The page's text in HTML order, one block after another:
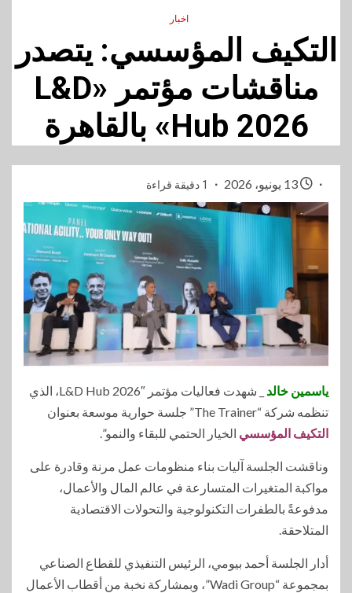
اخبار
التكيف المؤسسي: يتصدر
مناقشات مؤتمر «L&D
Hub 2026» بالقاهرة
1 دقيقة قراءة
ياسمين خالد
_ شهدت فعاليات مؤتمر L&D Hub 2026″، الذي
تنظمه شركة “The Trainer” جلسة حوارية موسعة بعنوان
التكيف المؤسسي الخيار الحتمي للبقاء والنمو”.
وناقشت الجلسة آليات بناء منظومات عمل مرنة وقادرة على
مواكبة المتغيرات المتسارعة في عالم المال والأعمال،
مدفوعةً بالطفرات التكنولوجية والتحولات الاقتصادية
المتلاحقة.
أدار الجلسة أحمد بيومي، الرئيس التنفيذي للقطاع الصناعي
بمجموعة “Wadi Group”، وبمشاركة نخبة من أقطاب الأعمال